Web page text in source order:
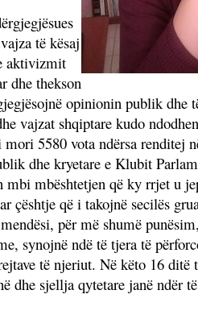
të kësaj
aktivizmit
dhe thekson
opinionin publik
vajzat shqiptare kudo
5580 vota ndërsa renditej
dhe kryetare e Klubit
mbi mbështetjen që ky rrjet u
që i takojnë secilës
për më shumë
synojnë ndë të tjera të
të njeriut. Në këto 16
dhe sjellja qytetare janë ndër